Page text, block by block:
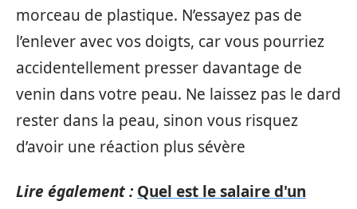
morceau de plastique. N’essayez pas de
l’enlever avec vos doigts, car vous pourriez
accidentellement presser davantage de
venin dans votre peau. Ne laissez pas le dard
rester dans la peau, sinon vous risquez
d’avoir une réaction plus sévère
Lire également : Quel est le salaire d'un